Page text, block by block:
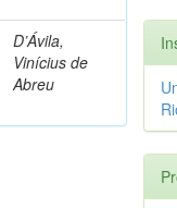
D’Ávila,
Vinícius de
Abreu